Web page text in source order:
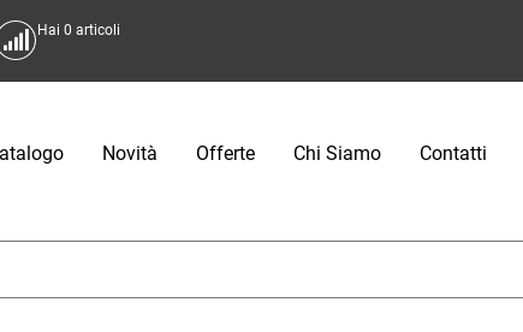
Hai0 articoli
Novità Offerte Chi Siamo Contatti